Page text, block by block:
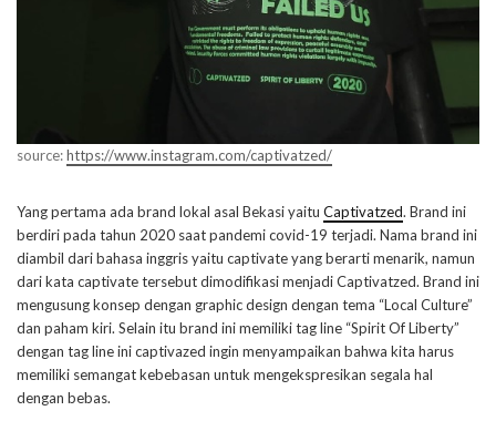
source:https://www.instagram.com/captivatzed/
Yang pertama ada brand lokal asal Bekasi yaitu Captivatzed. Brand ini
berdiri pada tahun 2020 saat pandemi covid-19 terjadi. Nama brand ini
diambil dari bahasa inggris yaitu captivate yang berarti menarik, namun
dari kata captivate tersebut dimodifikasi menjadi Captivatzed. Brand ini
mengusung konsep dengan graphic design dengan tema “Local Culture”
dan paham kiri. Selain itu brand ini memiliki tag line “Spirit Of Liberty”
dengan tag line ini captivazed ingin menyampaikan bahwa kita harus
memiliki semangat kebebasan untuk mengekspresikan segala hal
dengan bebas.